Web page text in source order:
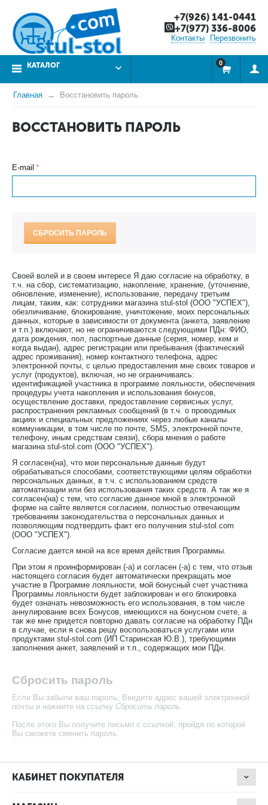
+7(926) 141-0441
+7(977) 336-8006
Контакты Перезвонить
КАТАЛОГ 0
Главная Восстановить пароль
ВОССТАНОВИТЬ ПАРОЛЬ
E-mail
СБРОСИТЬ ПАРОЛЬ
Своей волей и в своем интересе Я даю согласие на обработку, в
т.ч. на сбор, систематизацию, накопление, хранение, (уточнение,
обновление, изменение), использование, передачу третьим
лицам, таким, как: сотрудники магазина stul-stol (ООО "УСПЕХ"),
обезличивание, блокирование, уничтожение, моих персональных
данных, которые в зависимости от документа (анкета, заявление
и т.п.) включают, но не ограничиваются следующими ПДн: ФИО,
дата рождения, пол, паспортные данные (серия, номер, кем и
когда выдан), адрес регистрации или пребывания (фактический
адрес проживания), номер контактного телефона, адрес
электронной почты, с целью предоставления мне своих товаров и
услуг (продуктов), включая, но не ограничиваясь:
идентификацией участника в программе лояльности, обеспечения
процедуры учета накопления и использования бонусов,
осуществление доставки, предоставление сервисных услуг,
распространения рекламных сообщений (в т.ч. о проводимых
акциях и специальных предложениях через любые каналы
коммуникации, в том числе по почте, SMS, электронной почте,
телефону, иным средствам связи), сбора мнения о работе
магазина stul-stol.com (ООО "УСПЕХ").
Я согласен(на), что мои персональные данные будут
обрабатываться способами, соответствующими целям обработки
персональных данных, в т.ч. с использованием средств
автоматизации или без использования таких средств. А так же я
согласен(на) с тем, что согласие данное мной в электронной
форме на сайте является согласием, полностью отвечающим
требованиям законодательства о персональных данных и
позволяющим подтвердить факт его получения stul-stol.com
(ООО "УСПЕХ").
Согласие дается мной на все время действия Программы.
При этом я проинформирован (-а) и согласен (-а) с тем, что отзыв
настоящего согласия будет автоматически прекращать мое
участие в Программе лояльности, мой бонусный счет участника
Программы лояльности будет заблокирован и его блокировка
будет означать невозможность его использования, в том числе
аннулирование всех Бонусов, имеющихся на бонусном счете, а
так же мне придется повторно давать согласие на обработку ПДн
в случае, если я снова решу воспользоваться услугами или
продуктами stul-stol.com (ИП Старинская Ю.В.), требующими
заполнения анкет, заявлений и т.п., содержащих мои ПДн.
Сбросить пароль
Если Вы забыли ваш пароль, Введите адрес вашей электронной
почты и нажмите на ссылку Сбросить пароль.
После этого Вы получите письмо с ссылкой, пройдя по которой
Вы сможете сменить пароль.
КАБИНЕТ ПОКУПАТЕЛЯ